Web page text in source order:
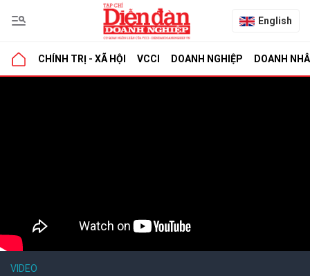
English
CHÍNH TRỊ - XÃ HỘI VCCI DOANH NGHIỆP DOANH
VIDEO